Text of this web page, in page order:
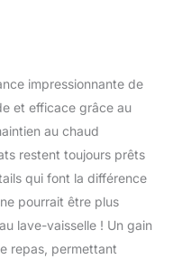
gère la cuisson
sans que
à intervenir ; il
pression,
votre
au chaud
et
une fonction de
6 MODES
: cuire sous
impressionnante de
et efficace grâce au
au chaud
restent toujours prêts
qui font la différence
pourrait être plus
lave-vaisselle ! Un gain
repas, permettant